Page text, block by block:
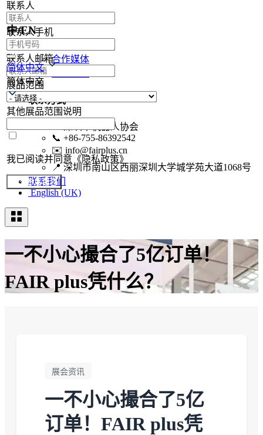
现场集锦
合作媒体
联系方式
深圳市机器人协会
📞 +86-755-86392542
✉️ info@fairplus.cn
📍 深圳市南山区西丽深圳大学城学苑大道1068号
联系我们
English (UK)
一不小心撮合了5亿订单！
FAIR plus凭什么？
展会资讯
一不小心撮合了5亿
订单！FAIR plus凭
联系人
联系人手机
联系人邮箱
展品范围
其他展品范围说明
我已阅读并同意《隐私政策》
提交参展报名
中/EN
简体中文
简体中文